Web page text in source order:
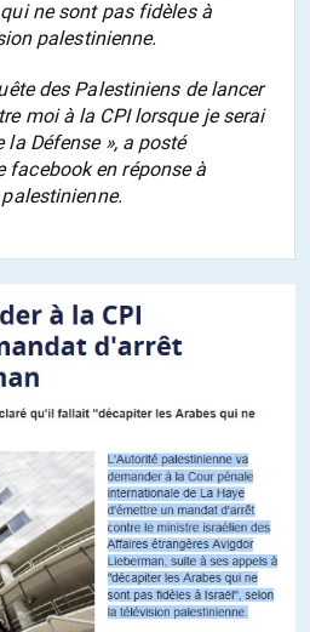
ne sont pas fidèles à
palestinienne.
des Palestiniens de lancer
moi à la CPI lorsque je serai
Défense », a posté
facebook en réponse à
palestinienne.